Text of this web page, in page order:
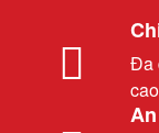
Đa